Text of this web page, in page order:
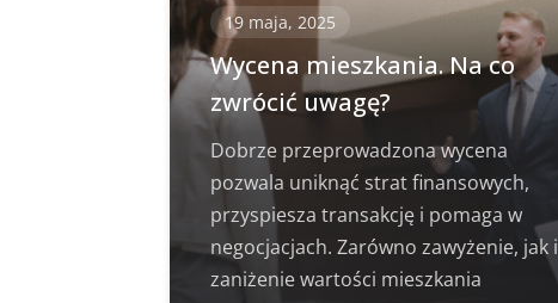
19 maja, 2025
Wycena mieszkania. Na co
zwrócić uwagę?
Dobrze przeprowadzona wycena
pozwala uniknąć strat finansowych,
przyspiesza transakcję i pomaga w
negocjacjach. Zarówno zawyżenie, jak i
zaniżenie wartości mieszkania